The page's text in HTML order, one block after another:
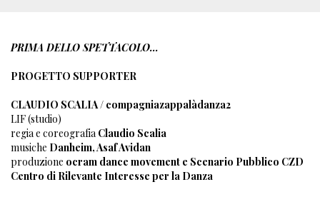
PRIMA DELLO SPETTACOLO...
PROGETTO SUPPORTER
CLAUDIO SCALIA / compagniazappalàdanza2
LIF (studio)
regia e coreografia Claudio Scalia
musiche Danheim, Asaf Avidan
produzione ocram dance movement e Scenario Pubblico CZD
Centro di Rilevante Interesse per la Danza